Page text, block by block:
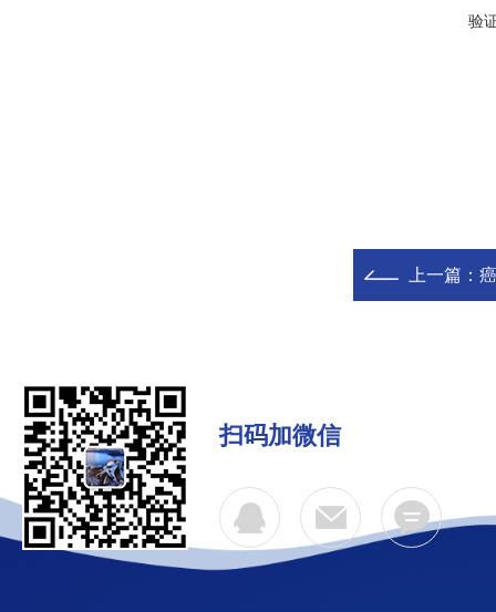
验
上一篇：
扫码加微信